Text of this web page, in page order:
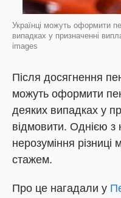
Українці можуть оформити
випадках у призначенні
images
Після досягнення
можуть оформити
деяких випадках у
відмовити. Однією
нерозуміння різниці
стажем.
Про це нагадали у